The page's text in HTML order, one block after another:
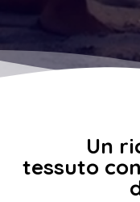
Un
tessuto